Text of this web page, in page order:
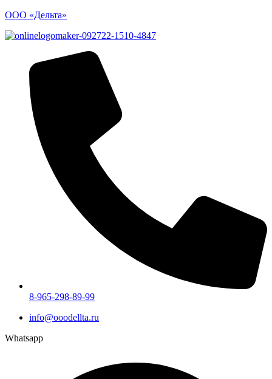
ООО «Дельта»
8-965-298-89-99
info@ooodellta.ru
Whatsapp